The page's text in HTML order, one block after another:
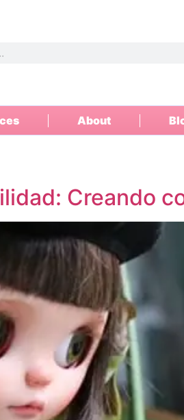
About
Creando